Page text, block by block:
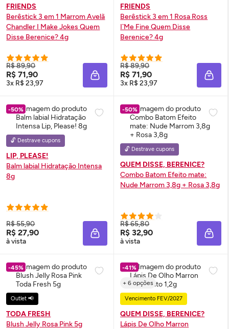
FRIENDS
Berêstick 3 em 1 Marrom Avelã
Chandler I MakeJokes Quem
Disse Berenice? 4g
R$ 89,90
R$ 71,90
3x R$ 23,97 ADICIONAR À SACOLA
FRIENDS
Berêstick 3 em 1 Rosa Ross
I`Me Fine Quem Disse
Berenice? 4g
R$ 89,90
R$ 71,90
3x R$ 23,97
-50%
🔓 Destrave cupons
LIP, PLEASE!
Balm labial Hidratação Intensa
8g
R$ 55,90
R$ 27,90
à vista ADICIONAR À SACOLA
-50%
🔓 Destrave cupons
QUEM DISSE, BERENICE?
Combo Batom Efeito mate:
Nude Marrom 3,8g + Rosa 3,8g
R$ 65,80
R$ 32,90
à vista
-45%
Outlet 📢
TODA FRESH
BlushJelly Rosa Pink 5g
-41%
+ 6 opções
Vencimento FEV/2027
QUEM DISSE, BERENICE?
Lápis De Olho Marron